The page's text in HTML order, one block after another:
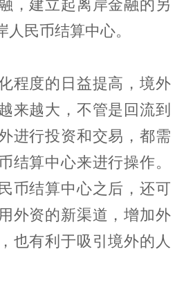
，建立起离岸金融的另
民币结算中心。
程度的日益提高，境外
来越大，不管是回流到
进行投资和交易，都需
结算中心来进行操作。
币结算中心之后，还可
外资的新渠道，增加外
也有利于吸引境外的人